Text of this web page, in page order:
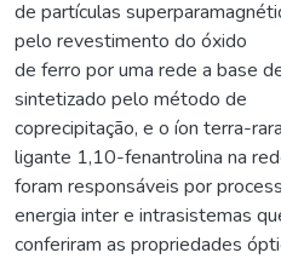
de partículas
pelo revestimento do óxido
de ferro por uma rede a base
sintetizado pelo método de
coprecipitação, e o íon terra-
ligante 1,10-fenantrolina na
foram responsáveis por
energia inter e intrasistemas
conferiram as propriedades